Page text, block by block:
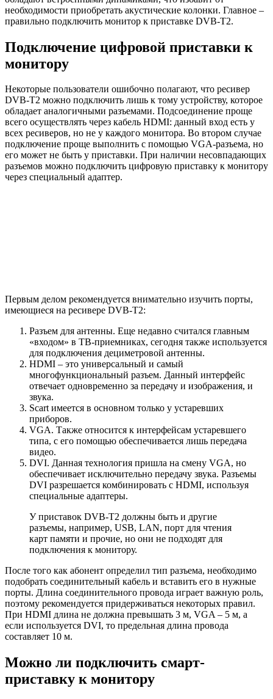
необходимости приобретать акустические колонки. Главное –
правильно подключить монитор к приставке DVB-T2.
Подключение цифровой приставки к
монитору
Некоторые пользователи ошибочно полагают, что ресивер
DVB-T2 можно подключить лишь к тому устройству, которое
обладает аналогичными разъемами. Подсоединение проще
всего осуществлять через кабель HDMI: данный вход есть у
всех ресиверов, но не у каждого монитора. Во втором случае
подключение проще выполнить с помощью VGA-разъема, но
его может не быть у приставки. При наличии несовпадающих
разъемов можно подключить цифровую приставку к монитору
через специальный адаптер.
Первым делом рекомендуется внимательно изучить порты,
имеющиеся на ресивере DVB-T2:
Разъем для антенны. Еще недавно считался главным
«входом» в ТВ-приемниках, сегодня также используется
для подключения дециметровой антенны.
HDMI – это универсальный и самый
многофункциональный разъем. Данный интерфейс
отвечает одновременно за передачу и изображения, и
звука.
Scart имеется в основном только у устаревших
приборов.
VGA. Также относится к интерфейсам устаревшего
типа, с его помощью обеспечивается лишь передача
видео.
DVI. Данная технология пришла на смену VGA, но
обеспечивает исключительно передачу звука. Разъемы
DVI разрешается комбинировать с HDMI, используя
специальные адаптеры.
У приставок DVB-T2 должны быть и другие
разъемы, например, USB, LAN, порт для чтения
карт памяти и прочие, но они не подходят для
подключения к монитору.
После того как абонент определил тип разъема, необходимо
подобрать соединительный кабель и вставить его в нужные
порты. Длина соединительного провода играет важную роль,
поэтому рекомендуется придерживаться некоторых правил.
При HDMI длина не должна превышать 3 м, VGA – 5 м, а
если используется DVI, то предельная длина провода
составляет 10 м.
Можно ли подключить смарт-
приставку к монитору